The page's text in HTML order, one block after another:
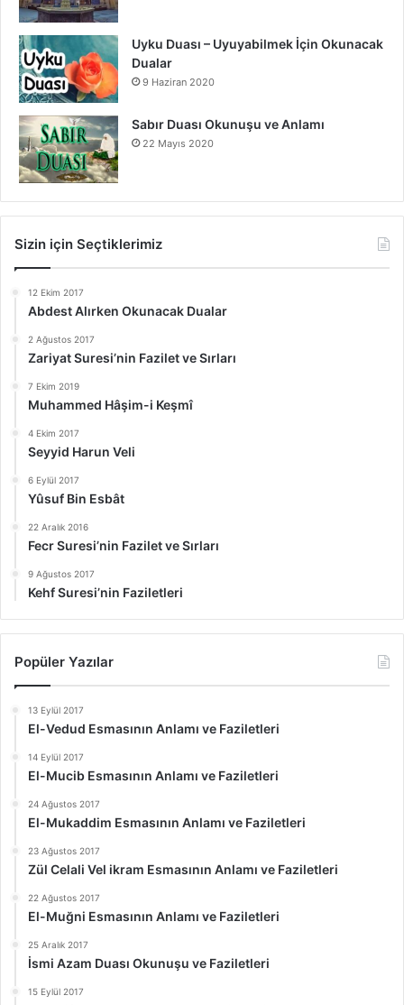
Uyku Duası – Uyuyabilmek İçin Okunacak
Dualar
9 Haziran 2020
Sabır Duası Okunuşu ve Anlamı
22 Mayıs 2020
Sizin için Seçtiklerimiz
12 Ekim 2017
Abdest Alırken Okunacak Dualar
2 Ağustos 2017
Zariyat Suresi’nin Fazilet ve Sırları
7 Ekim 2019
Muhammed Hâşim-i Keşmî
4 Ekim 2017
Seyyid Harun Veli
6 Eylül 2017
Yûsuf Bin Esbât
22 Aralık 2016
Fecr Suresi’nin Fazilet ve Sırları
9 Ağustos 2017
Kehf Suresi’nin Faziletleri
Popüler Yazılar
13 Eylül 2017
El-Vedud Esmasının Anlamı ve Faziletleri
14 Eylül 2017
El-Mucib Esmasının Anlamı ve Faziletleri
24 Ağustos 2017
El-Mukaddim Esmasının Anlamı ve Faziletleri
23 Ağustos 2017
Zül Celali Vel ikram Esmasının Anlamı ve Faziletleri
22 Ağustos 2017
El-Muğni Esmasının Anlamı ve Faziletleri
25 Aralık 2017
İsmi Azam Duası Okunuşu ve Faziletleri
15 Eylül 2017